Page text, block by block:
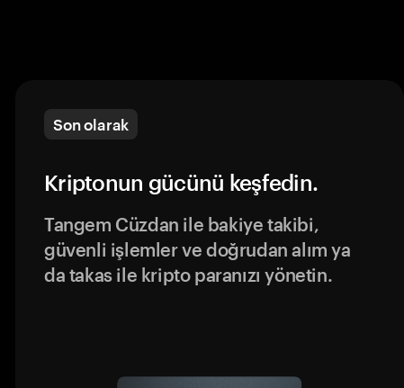
Son olarak
Kriptonun gücünü keşfedin.
Tangem Cüzdan ile bakiye takibi,
güvenli işlemler ve doğrudan alım ya
da takas ile kripto paranızı yönetin.